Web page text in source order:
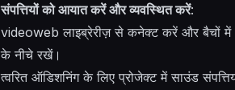
संपत्तियों को आयात करें और व्यवस्थित करें:
videoweb लाइब्रेरीज़ से कनेक्ट करें और बैचों में
के नीचे रखें।
त्वरित ऑडिशनिंग के लिए प्रोजेक्ट में साउंड